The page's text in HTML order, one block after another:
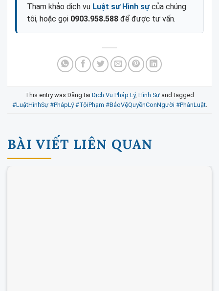
Tham khảo dịch vụ Luật sư Hình sựcủa chúng
tôi, hoặc gọi 0903.958.588 để được tư vấn.
This entry was Đăng tại Dịch Vụ Pháp Lý, Hình Sự and tagged
#LuậtHìnhSự #PhápLý #TộiPhạm #BảoVệQuyềnConNgười #PhânLuật.
BÀI VIẾT LIÊN QUAN